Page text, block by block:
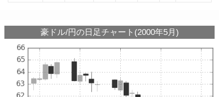
豪ドル/円の日足チャート(2000年5月)